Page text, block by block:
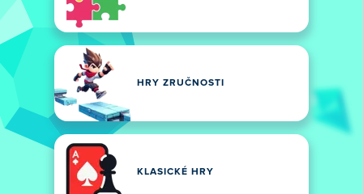
HRY ZRUČNOSTI
KLASICKÉ HRY